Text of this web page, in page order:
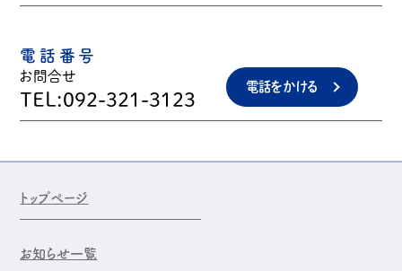
電話番号
お問合せ
TEL:092-321-3123
電話をかける
トップページ
お知らせ一覧